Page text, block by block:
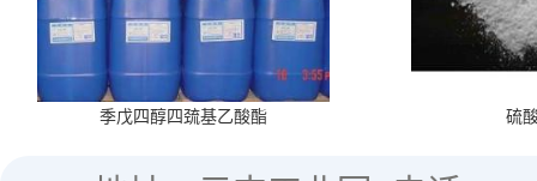
季戊四醇四巯基乙酸酯 硫